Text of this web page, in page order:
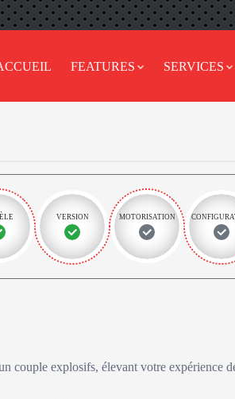
FEATURES SERVICES
VERSION MOTORISATION
couple explosifs, élevant votre expérience